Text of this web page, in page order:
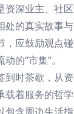
资深业主、社
处的真实故事
，应鼓励观点
的“市集”。
到时茶歇，从
载着服务的哲